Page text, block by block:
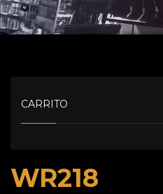
WR218
CARRITO